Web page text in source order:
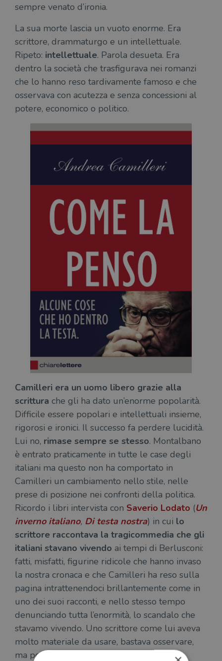
sempre venato d’ironia.
La sua morte lascia un vuoto enorme. Era
scrittore, drammaturgo e un intellettuale.
Ripeto: intellettuale. Parola desueta. Era
dentro la società che trasfigurava nei romanzi
che lo hanno reso tardivamente famoso e che
osservava con acutezza e senza concessioni al
potere, economico o politico.
Camilleri era un uomo libero grazie alla
scrittura che gli ha dato un’enorme popolarità.
Difficile essere popolari e intellettuali insieme,
rigorosi e ironici. Il successo fa perdere lucidità.
Lui no, rimase sempre se stesso. Montalbano
è entrato praticamente in tutte le case degli
italiani ma questo non ha comportato in
Camilleri un cambiamento nello stile, nelle
prese di posizione nei confronti della politica.
Ricordo i libri intervista con Saverio Lodato (Un
inverno italiano, Di testa nostra) in cui lo
scrittore raccontava la tragicommedia che gli
italiani stavano vivendo ai tempi di Berlusconi:
fatti, misfatti, figurine ridicole che hanno invaso
la nostra cronaca e che Camilleri ha reso sulla
pagina intrattenendoci brillantemente come in
uno dei suoi racconti, e nello stesso tempo
denunciando tutta l’enormità, lo scandalo che
stavamo vivendo. Uno scrittore come lui aveva
molto materiale da usare, bastava osservare,
ma pochi, ancor di più oggi, lo sanno fare